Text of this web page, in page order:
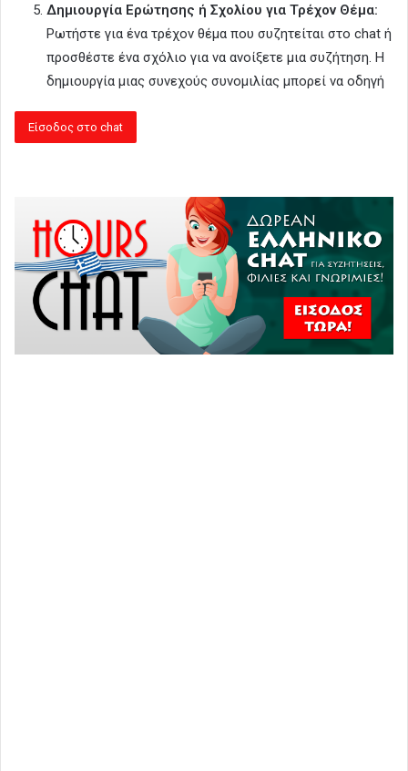
Δημιουργία Ερώτησης ή Σχολίου για Τρέχον Θέμα:
Ρωτήστε για ένα τρέχον θέμα που συζητείται στο chat ή
προσθέστε ένα σχόλιο για να ανοίξετε μια συζήτηση. Η
δημιουργία μιας συνεχούς συνομιλίας μπορεί να οδηγή